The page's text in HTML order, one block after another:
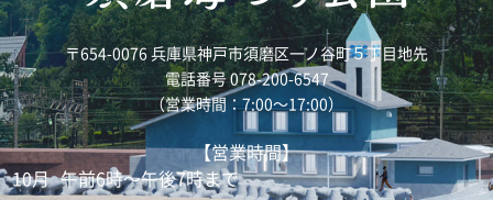
〒654-0076 兵庫県神戸市須磨区一ノ谷町５丁目地先
電話番号 078-200-6547
（営業時間：7:00～17:00）
【営業時間】
10月 午前6時～午後7時まで